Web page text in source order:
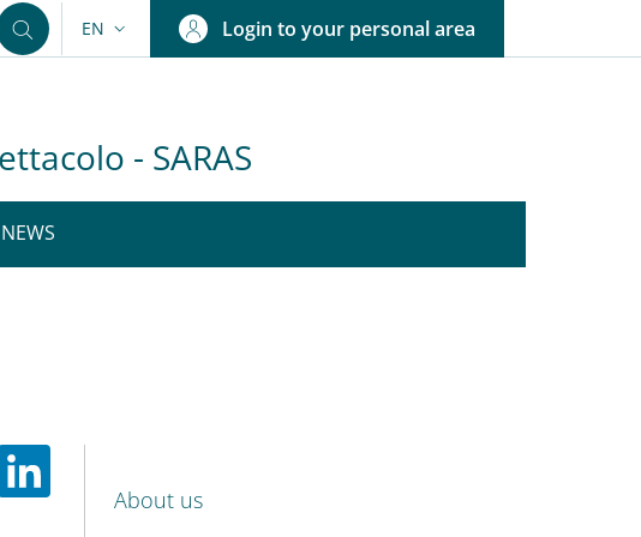
LANGUAGE SWITCHER: CURRENT LANGUAGE
EN Login to your personal area
- SARAS
NEWS
MENU CEV SECOND NAVIGATION
About us